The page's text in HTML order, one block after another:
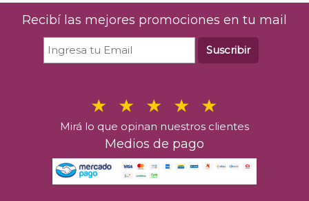
Recibí las mejores promociones en tu mail
Suscribir
Mirá lo que opinan nuestros clientes
Medios de pago